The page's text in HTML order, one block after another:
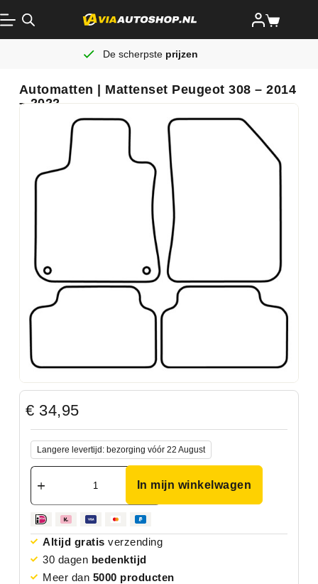
De scherpste prijzen
Automatten | Mattenset Peugeot 308 – 2014
– 2022
€ 34,95
Langere levertijd: bezorging vóór 22 August
In mijn winkelwagen
Altijd gratis verzending
30 dagen bedenktijd
Meer dan 5000 producten